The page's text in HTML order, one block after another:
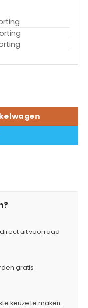
BA410T/BA420T -
uit voorraad
gratis
keuze te maken.